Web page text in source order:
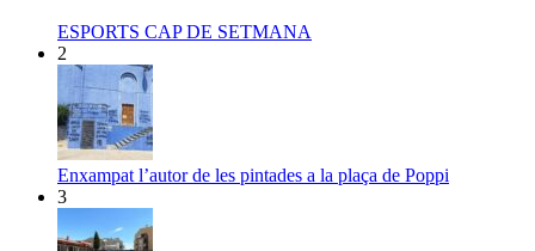
ESPORTS CAP DE SETMANA
2
Enxampat l’autor de les pintades a la plaça de Poppi
3